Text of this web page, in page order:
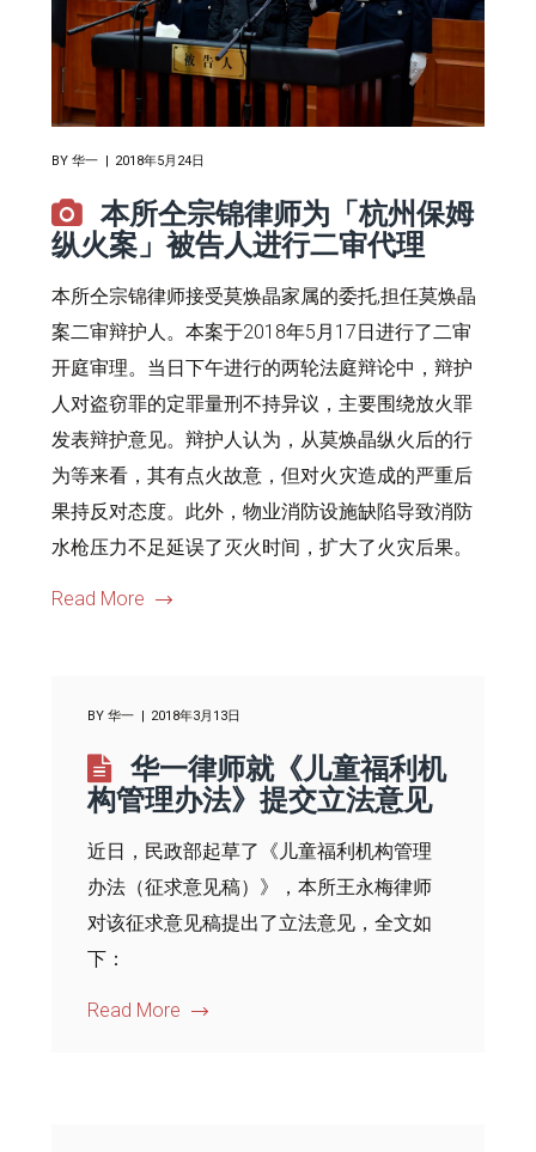
BY 华一 2018年5月24日
本所仝宗锦律师为「杭州保姆
纵火案」被告人进行二审代理
本所仝宗锦律师接受莫焕晶家属的委托,担任莫焕晶
案二审辩护人。本案于2018年5月17日进行了二审
开庭审理。当日下午进行的两轮法庭辩论中，辩护
人对盗窃罪的定罪量刑不持异议，主要围绕放火罪
发表辩护意见。辩护人认为，从莫焕晶纵火后的行
为等来看，其有点火故意，但对火灾造成的严重后
果持反对态度。此外，物业消防设施缺陷导致消防
水枪压力不足延误了灭火时间，扩大了火灾后果。
Read More
BY 华一 2018年3月13日
华一律师就《儿童福利机
构管理办法》提交立法意见
近日，民政部起草了《儿童福利机构管理
办法（征求意见稿）》，本所王永梅律师
对该征求意见稿提出了立法意见，全文如
下：
Read More